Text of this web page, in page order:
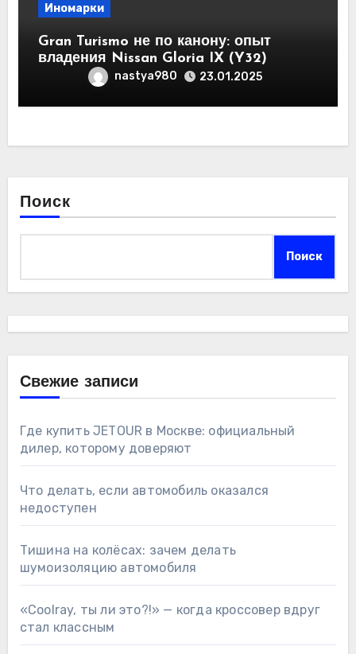
Иномарки
Gran Turismo не по канону: опыт
владения Nissan Gloria IX (Y32)
nastya980 23.01.2025
Поиск
Поиск
Свежие записи
Где купить JETOUR в Москве: официальный
дилер, которому доверяют
Что делать, если автомобиль оказался
недоступен
Тишина на колёсах: зачем делать
шумоизоляцию автомобиля
«Coolray, ты ли это?!» — когда кроссовер вдруг
стал классным